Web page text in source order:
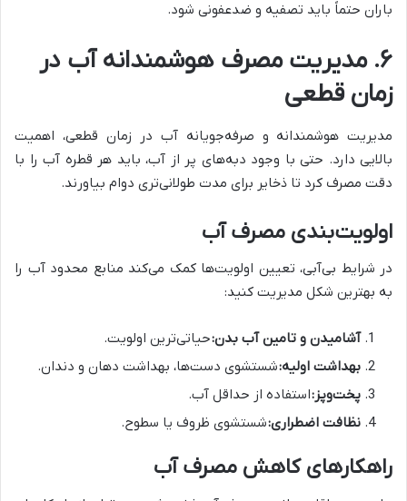
باران حتماً باید تصفیه و ضدعفونی شود.
۶. مدیریت مصرف هوشمندانه آب در
زمان قطعی
مدیریت هوشمندانه و صرفه‌جویانه آب در زمان قطعی، اهمیت
بالایی دارد. حتی با وجود دبه‌های پر از آب، باید هر قطره آب را با
دقت مصرف کرد تا ذخایر برای مدت طولانی‌تری دوام بیاورند.
اولویت‌بندی مصرف آب
در شرایط بی‌آبی، تعیین اولویت‌ها کمک می‌کند منابع محدود آب را
به بهترین شکل مدیریت کنید:
آشامیدن و تامین آب بدن:حیاتی‌ترین اولویت.
بهداشت اولیه:شستشوی دست‌ها، بهداشت دهان و دندان.
پخت‌وپز:استفاده از حداقل آب.
نظافت اضطراری:شستشوی ظروف یا سطوح.
راهکارهای کاهش مصرف آب